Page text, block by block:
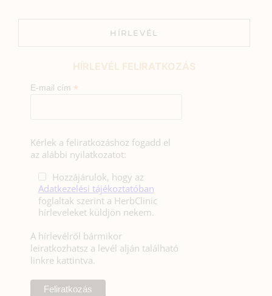
HÍRLEVÉL
E-mail cím *
Kérlek a feliratkozáshoz fogadd el
az alábbi nyilatkozatot:
Hozzájárulok, hogy az
Adatkezelési tájékoztatóban
foglaltak szerint a HerbClinic
hírleveleket küldjön nekem.
A hírlevélről bármikor
leiratkozhatsz a levél alján található
linkre kattintva.